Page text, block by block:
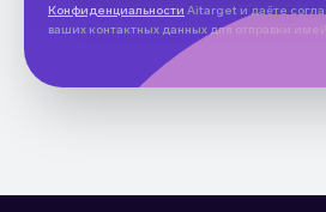
Конфиденциальности Aitarget и даёте
ваших контактных данных для отправки